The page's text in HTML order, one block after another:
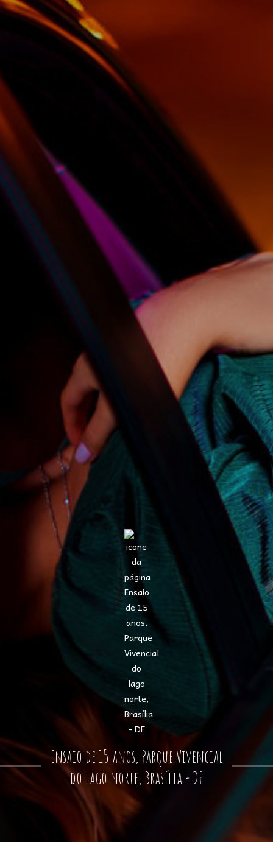
Ensaio de 15 anos, Parque Vivencial
do lago norte, Brasília - DF